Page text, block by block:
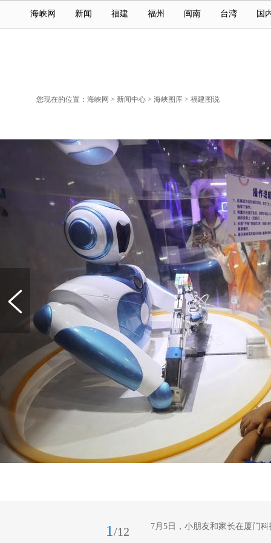
海峡网 新闻 福建 福州 闽南 台湾 国
您现在的位置： 海峡网 > 新闻中心 > 海峡图库 > 福建图说
1 /12 7月5日，小朋友和家长在厦门